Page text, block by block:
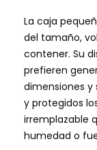
La caja
del tamaño,
contener. Su
prefieren
dimensiones
y protegidos
irremplazable
humedad o